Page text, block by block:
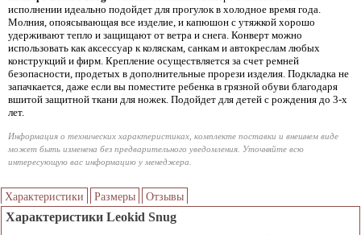
исполнении идеально подойдет для прогулок в холодное время года.
Молния, опоясывающая все изделие, и капюшон с утяжкой хорошо
удерживают тепло и защищают от ветра и снега. Конверт можно
использовать как аксессуар к коляскам, санкам и автокреслам любых
конструкций и фирм. Крепление осуществляется за счет ремней
безопасности, продетых в дополнительные прорези изделия. Подкладка не
запачкается, даже если вы поместите ребенка в грязной обуви благодаря
вшитой защитной ткани для ножек. Подойдет для детей с рождения до 3-х
лет.
Информация о технических характеристиках, комплекте поставки и внешнем виде
может быть изменена без предварительного уведомления. Уточняйте всю
интересующую вас информацию у менеджера.
Характеристики Размеры Отзывы
Характеристики Leokid Snug